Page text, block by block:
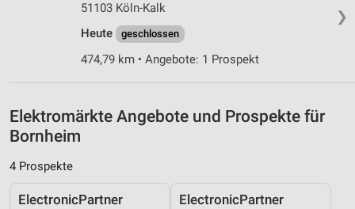
❯
51103 Köln-Kalk
Heute
geschlossen
474,79 km • Angebote: 1 Prospekt
Elektromärkte Angebote und Prospekte für
Bornheim
4 Prospekte
ElectronicPartner ElectronicPartner
Verwendung reduzierter Daten zur Auswahl von
IAB-Besonderheiten:
Geräte anhand von aktiv angeforderten
Informationen identifizieren
Nicht-IAB-Verarbeitungszwecke: